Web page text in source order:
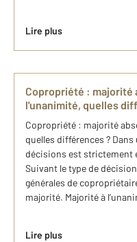
Lire plus
Copropriété : majorité
l'unanimité, quelles
Copropriété : majorité
quelles différences ?
décisions est strictement
Suivant le type de
générales de
majorité. Majorité à
Lire plus